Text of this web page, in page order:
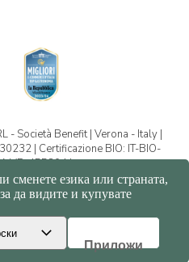
- Società Benefit | Verona - Italy |
| Certificazione BIO: IT-BIO-
VR-455804 |
и